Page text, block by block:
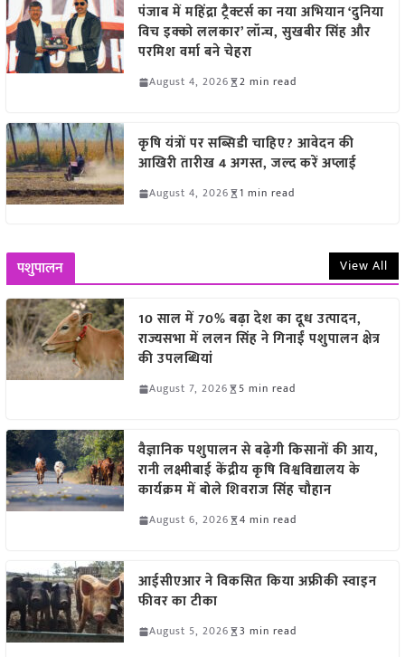
पंजाब में महिंद्रा ट्रैक्टर्स का नया अभियान ‘दुनिया
विच इक्को ललकार’ लॉन्च, सुखबीर सिंह और
परमिश वर्मा बने चेहरा
August 4, 2026 2 min read
कृषि यंत्रों पर सब्सिडी चाहिए? आवेदन की
आखिरी तारीख 4 अगस्त, जल्द करें अप्लाई
August 4, 2026 1 min read
पशुपालन View All
10 साल में 70% बढ़ा देश का दूध उत्पादन,
राज्यसभा में ललन सिंह ने गिनाईं पशुपालन क्षेत्र
की उपलब्धियां
August 7, 2026 5 min read
वैज्ञानिक पशुपालन से बढ़ेगी किसानों की आय,
रानी लक्ष्मीबाई केंद्रीय कृषि विश्वविद्यालय के
कार्यक्रम में बोले शिवराज सिंह चौहान
August 6, 2026 4 min read
आईसीएआर ने विकसित किया अफ्रीकी स्वाइन
फीवर का टीका
August 5, 2026 3 min read